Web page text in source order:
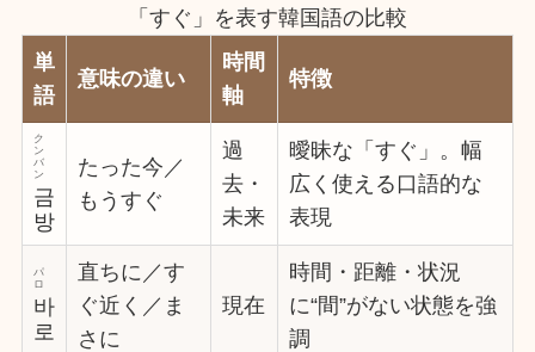
「すぐ」を表す韓国語の比較
単
語
意味の違い
時間
軸
特徴
금
방
ク
ン
バ
ン
たった今／
もうすぐ
過
去・
未来
曖昧な「すぐ」。幅
広く使える口語的な
表現
바
로
パ
ロ
直ちに／す
ぐ近く／ま
さに
現在
時間・距離・状況
に“間”がない状態を強
調